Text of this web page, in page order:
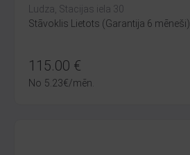
Ludza, Stacijas iela 30
Stāvoklis Lietots (Garantija 6 mēneši)
115.00 €
No 5.23€/mēn.